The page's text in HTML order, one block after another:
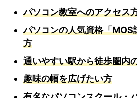
パソコン教室へのアクセス
パソコンの人気資格「MOS
方
通いやすい駅から徒歩圏内
趣味の幅を広げたい方